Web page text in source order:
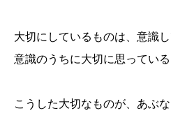
大切にしているものは、意識
意識のうちに大切に思っている
こうした大切なものが、あぶ